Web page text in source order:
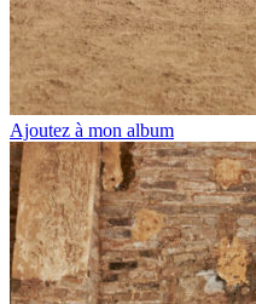
Ajoutez à mon album